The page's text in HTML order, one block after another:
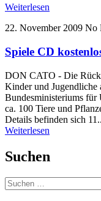
Weiterlesen
22. November 2009 No
Spiele CD
DON CATO - Die
Kinder und
Bundesministeriums für
ca. 100 Tiere und
Details befinden sich
Weiterlesen
Suchen
Suchen
nach: